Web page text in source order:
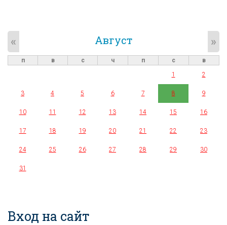
Август
« »
п в с ч п с
в
1
2
3 4 5 6 7 8 9
10 11 12 13 14 15 16
17 18 19 20 21 22 23
24 25 26 27 28 29 30
31
Вход на сайт